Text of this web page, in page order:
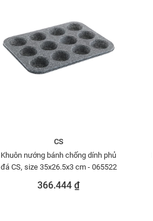
CS
Khuôn nướng bánh chống dính phủ
đá CS, size 35x26.5x3 cm - 065522
366.444 ₫